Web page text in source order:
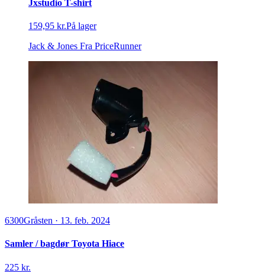
MANN-FILTER C 2931 Luftfilter Filterindsats
132,48 kr.På lager
autodeleshop.dk Fra PriceRunner